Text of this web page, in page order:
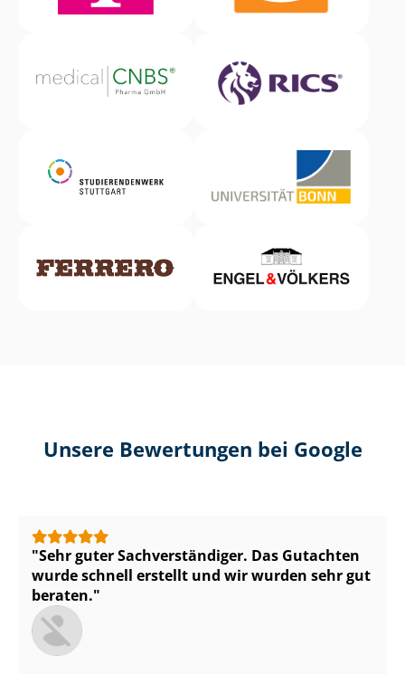
Unsere Bewertungen bei Google
Sehr guter Sach­ver­stän­di­ger. Das Gutachten
wurde schnell erstellt und wir wurden sehr gut
beraten.